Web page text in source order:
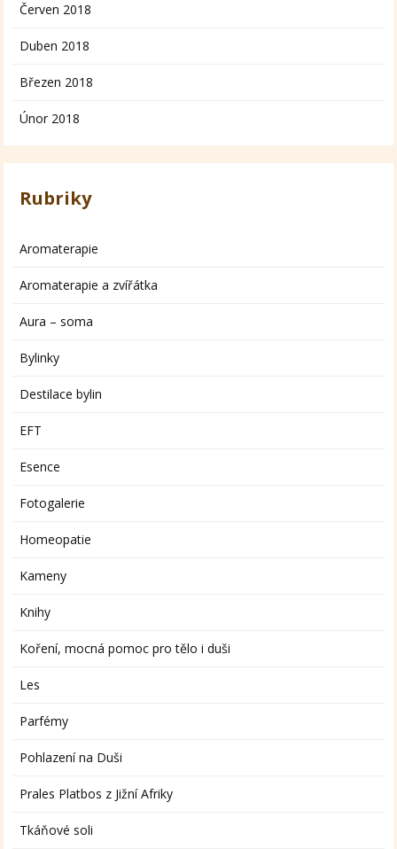
Červen 2018
Duben 2018
Březen 2018
Únor 2018
Rubriky
Aromaterapie
Aromaterapie a zvířátka
Aura – soma
Bylinky
Destilace bylin
EFT
Esence
Fotogalerie
Homeopatie
Kameny
Knihy
Koření, mocná pomoc pro tělo i duši
Les
Parfémy
Pohlazení na Duši
Prales Platbos z Jižní Afriky
Tkáňové soli